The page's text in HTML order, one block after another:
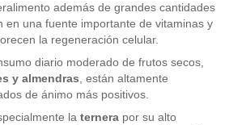
además de grandes cantidades
en una fuente importante de vitaminas y
la regeneración celular.
diario moderado de frutos secos,
y almendras, están altamente
de ánimo más positivos.
la ternera por su alto